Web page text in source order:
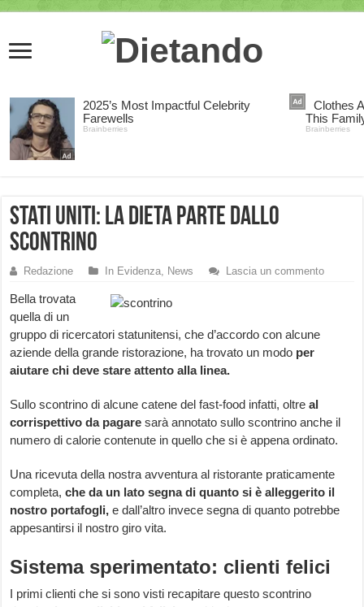
Stati Uniti: la dieta parte dallo
scontrino
Redazione In Evidenza, News Lascia un commento
Bella trovata
quella di un
gruppo di ricercatori statunitensi, che d’accordo con alcune
aziende della grande ristorazione, ha trovato un modo per
aiutare chi deve stare attento alla linea.
Sullo scontrino di alcune catene del fast-food infatti, oltreal
corrispettivo da pagaresarà annotato sullo scontrino anche il
numero di calorie contenute in quello che si è appena ordinato.
Una ricevuta della nostra avventura al ristorante praticamente
completa,che da un lato segna di quanto si è alleggerito il
nostro portafogli,e dall’altro invece segna di quanto potrebbe
appesantirsi il nostro giro vita.
Sistema sperimentato: clienti felici
I primi clienti che si sono visti recapitare questo scontrino